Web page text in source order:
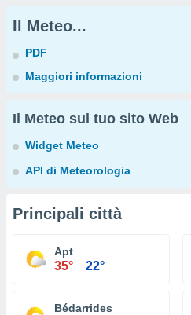
Il Meteo...
PDF
Maggiori informazioni
Il Meteo sul tuo sito Web
Widget Meteo
API di Meteorologia
Principali città
Apt
35° 22°
Bédarrides